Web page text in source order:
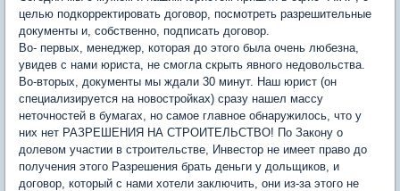
целью подкорректировать договор, посмотреть разрешительные
документы и, собственно, подписать договор.
Во- первых, менеджер, которая до этого была очень любезна,
увидев с нами юриста, не смогла скрыть явного недовольства.
Во-вторых, документы мы ждали 30 минут. Наш юрист (он
специализируется на новостройках) сразу нашел массу
неточностей в бумагах, но самое главное обнаружилось, что у
них нет РАЗРЕШЕНИЯ НА СТРОИТЕЛЬСТВО! По Закону о
долевом участии в строительстве, Инвестор не имеет право до
получения этого Разрешения брать деньги у дольщиков, и
договор, который с нами хотели заключить, они из-за этого не